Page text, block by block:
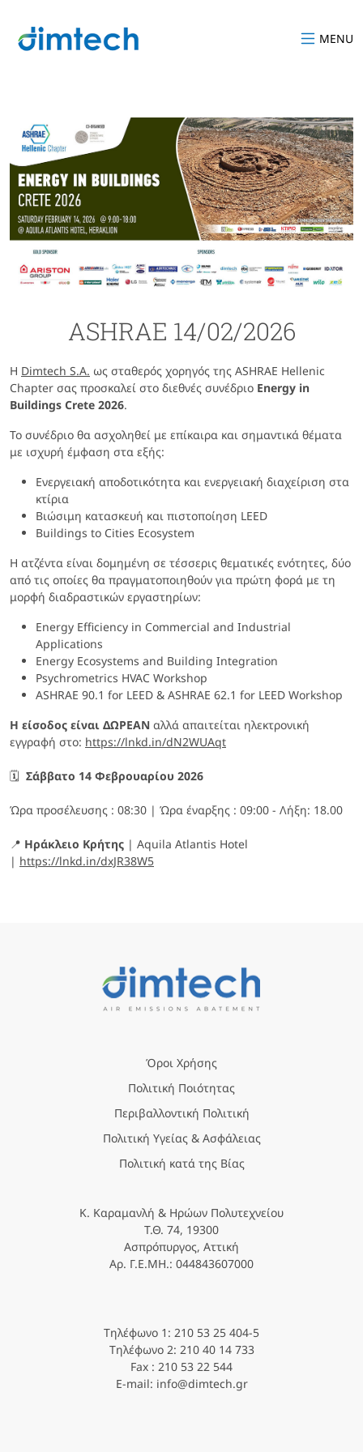
MENU
ASHRAE 14/02/2026
H Dimtech S.A. ως σταθερός χορηγός της ASHRAE Hellenic
Chapter σας προσκαλεί στο διεθνές συνέδριο Energy in
Buildings Crete 2026.
Το συνέδριο θα ασχοληθεί με επίκαιρα και σημαντικά θέματα
με ισχυρή έμφαση στα εξής:
Ενεργειακή αποδοτικότητα και ενεργειακή διαχείριση στα
κτίρια
Βιώσιμη κατασκευή και πιστοποίηση LEED
Buildings to Cities Ecosystem
Η ατζέντα είναι δομημένη σε τέσσερις θεματικές ενότητες, δύο
από τις οποίες θα πραγματοποιηθούν για πρώτη φορά με τη
μορφή διαδραστικών εργαστηρίων:
Energy Efficiency in Commercial and Industrial
Applications
Energy Ecosystems and Building Integration
Psychrometrics HVAC Workshop
ASHRAE 90.1 for LEED & ASHRAE 62.1 for LEED Workshop
Η είσοδος είναι ΔΩΡΕΑΝ αλλά απαιτείται ηλεκτρονική
εγγραφή στο: https://lnkd.in/dN2WUAqt
🗓️ Σάββατο 14 Φεβρουαρίου 2026
Ώρα προσέλευσης : 08:30 | Ώρα έναρξης : 09:00 - Λήξη: 18.00
📍 Ηράκλειο Κρήτης | Aquila Atlantis Hotel
| https://lnkd.in/dxJR38W5
Όροι Χρήσης
Πολιτική Ποιότητας
Περιβαλλοντική Πολιτική
Πολιτική Υγείας & Ασφάλειας
Πολιτική κατά της Βίας
Κ. Καραμανλή & Ηρώων Πολυτεχνείου
Τ.Θ. 74, 19300
Ασπρόπυργος, Αττική
Αρ. Γ.Ε.ΜΗ.: 044843607000
Τηλέφωνο 1: 210 53 25 404-5
Τηλέφωνο 2: 210 40 14 733
Fax : 210 53 22 544
E-mail: info@dimtech.gr